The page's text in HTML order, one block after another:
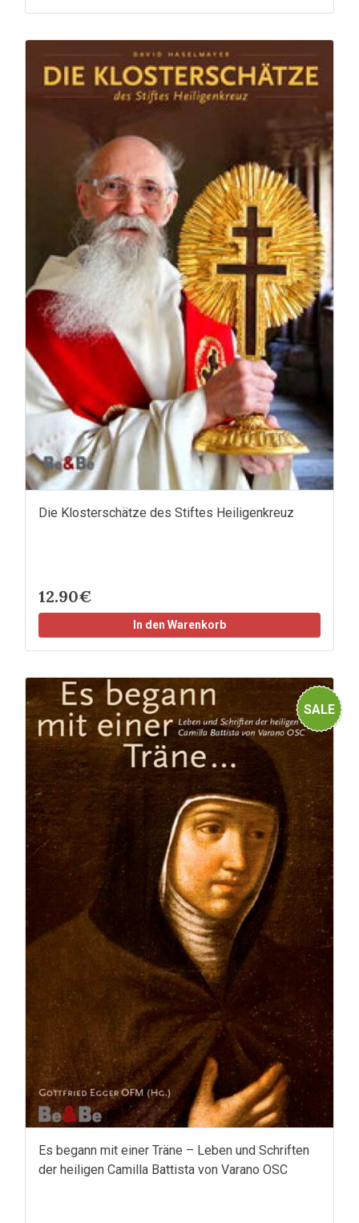
Die Klosterschätze des Stiftes Heiligenkreuz
12.90€
In den Warenkorb
SALE
Es begann mit einer Träne – Leben und Schriften
der heiligen Camilla Battista von Varano OSC